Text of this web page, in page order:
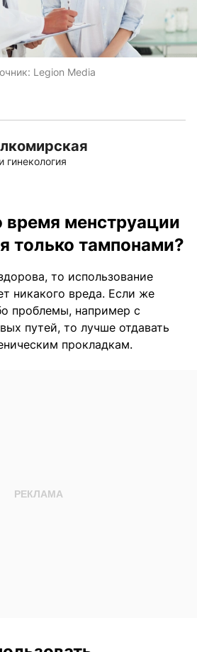
Legion Media
гинекология
менструации
только тампонами?
то использование
никакого вреда. Если же
проблемы, например с
путей, то лучше отдавать
прокладкам.